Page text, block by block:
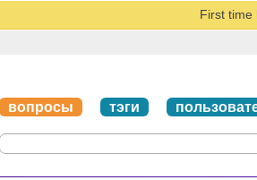
First time
вопросы тэги